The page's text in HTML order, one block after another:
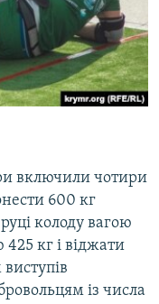
включили чотири
600 кг
колоду вагою
кг і віджати
із числа